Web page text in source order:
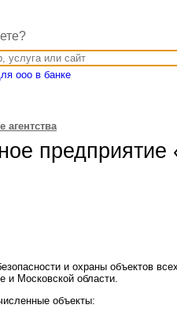
ооо в банке
агентства
предприятие
и охраны объектов
и Московской области.
объекты: